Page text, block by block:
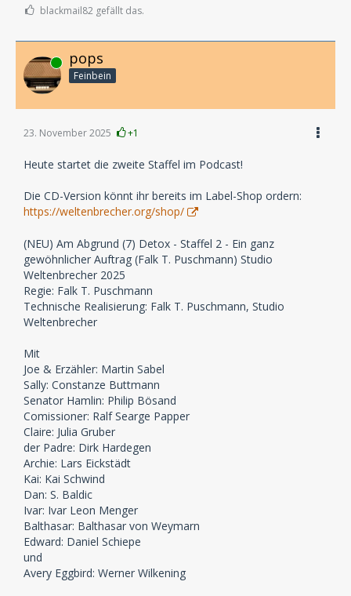
blackmail82 gefällt das.
Online pops
Feinbein
23. November 2025 +1
Heute startet die zweite Staffel im Podcast!
Die CD-Version könnt ihr bereits im Label-Shop ordern:
https://weltenbrecher.org/shop/
(NEU) Am Abgrund (7) Detox - Staffel 2 - Ein ganz
gewöhnlicher Auftrag (Falk T. Puschmann) Studio
Weltenbrecher 2025
Regie: Falk T. Puschmann
Technische Realisierung: Falk T. Puschmann, Studio
Weltenbrecher
Mit
Joe & Erzähler: Martin Sabel
Sally: Constanze Buttmann
Senator Hamlin: Philip Bösand
Comissioner: Ralf Searge Papper
Claire: Julia Gruber
der Padre: Dirk Hardegen
Archie: Lars Eickstädt
Kai: Kai Schwind
Dan: S. Baldic
Ivar: Ivar Leon Menger
Balthasar: Balthasar von Weymarn
Edward: Daniel Schiepe
und
Avery Eggbird: Werner Wilkening